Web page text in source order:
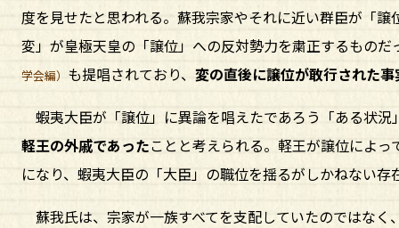
度を見せたと思われる。蘇我宗家やそれに近い群臣が「
変」が皇極天皇の「譲位」への反対勢力を粛正するものだ
学会編） も提唱されており、 変の直後に譲位が敢行された
蝦夷大臣が「譲位」に異論を唱えたであろう「ある状況
軽王の外戚であったことと考えられる。軽王が譲位によ
になり、蝦夷大臣の「大臣」の職位を揺るがしかねない
蘇我氏は、宗家が一族すべてを支配していたのではな